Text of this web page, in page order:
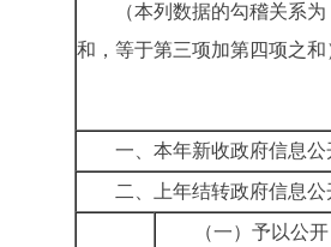
（本列数据的勾稽关系
和，等于第三项加第四项之和
一、本年新收政府信息
二、上年结转政府信息
（一）予以公开